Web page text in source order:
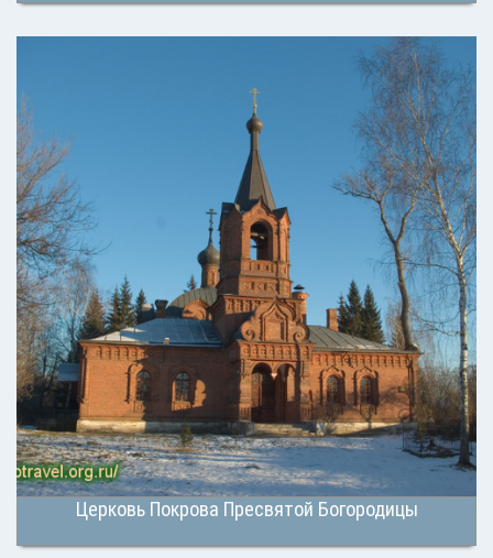
Церковь Покрова Пресвятой Богородицы